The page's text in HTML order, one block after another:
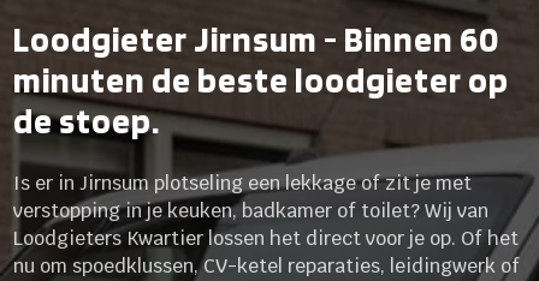
Loodgieter Jirnsum - Binnen 60
minuten de beste loodgieter op
de stoep.
Is er in Jirnsum plotseling een lekkage of zit je met
verstopping in je keuken, badkamer of toilet? Wij van
Loodgieters Kwartier lossen het direct voor je op. Of het
nu om spoedklussen, CV-ketel reparaties, leidingwerk of